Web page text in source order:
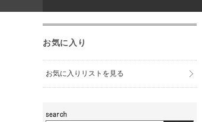
お気に入り
お気に入りリストを見る